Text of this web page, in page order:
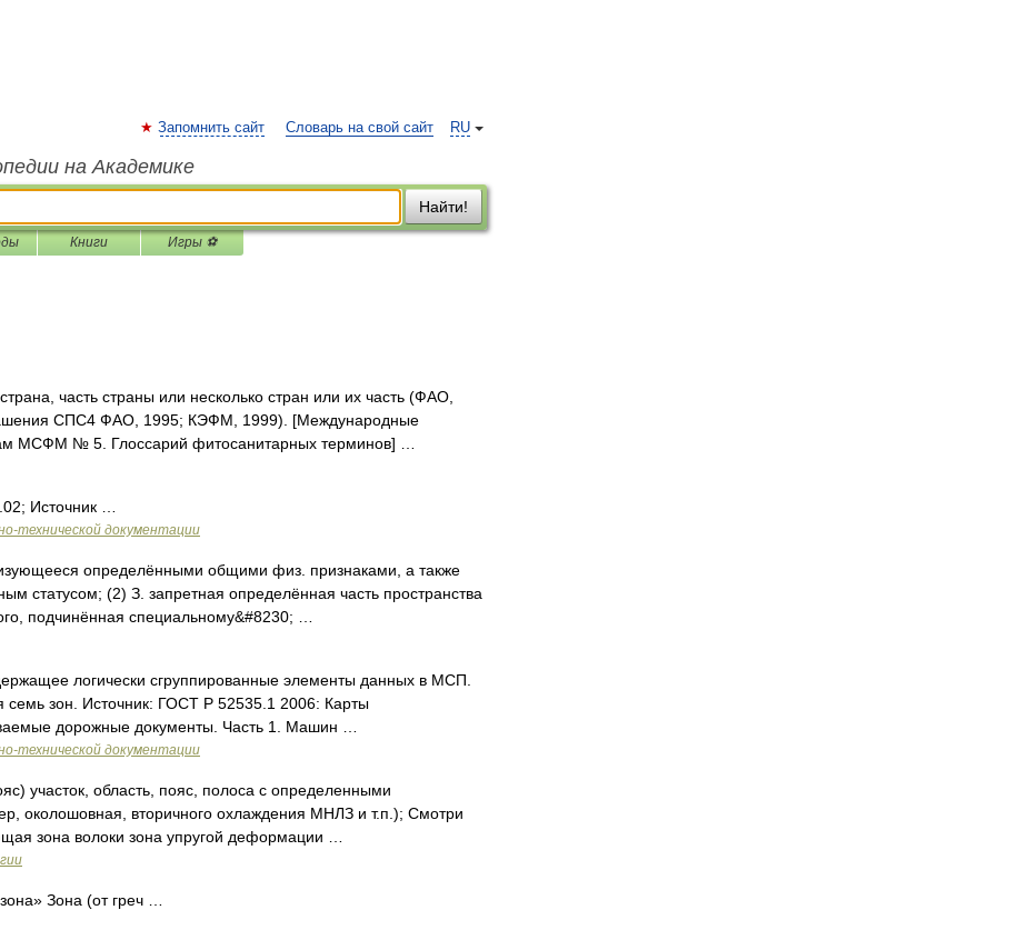
RU
Запомнить сайт Словарь на свой сайт
на Академике
Найти!
Книги Игры ⚽
часть страны или несколько стран или их часть (ФАО,
СПС4 ФАО, 1995; КЭФМ, 1999). [Mеждународные
МСФМ № 5. Глоссарий фитосанитарных терминов] …
Источник …
технической документации
определёнными общими физ. признаками, а также
статусом; (2) З. запретная определённая часть пространства
подчинённая специальному&#8230; …
логически сгруппированные элементы данных в МСП.
зон. Источник: ГОСТ Р 52535.1 2006: Карты
дорожные документы. Часть 1. Машин …
технической документации
участок, область, пояс, полоса с определенными
околошовная, вторичного охлаждения МНЛЗ и т.п.); Смотри
зона волоки зона упругой деформации …
Зона (от греч …